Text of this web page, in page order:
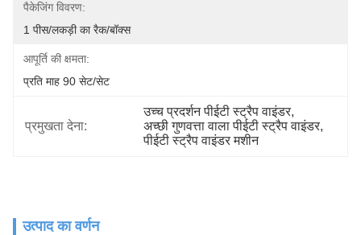
पैकेजिंग विवरण:
1 पीस/लकड़ी का रैक/बॉक्स
आपूर्ति की क्षमता:
प्रति माह 90 सेट/सेट
प्रमुखता देना:
उच्च प्रदर्शन पीईटी स्ट्रैप वाइंडर,
अच्छी गुणवत्ता वाला पीईटी स्ट्रैप वाइंडर,
पीईटी स्ट्रैप वाइंडर मशीन
उत्पाद का वर्णन